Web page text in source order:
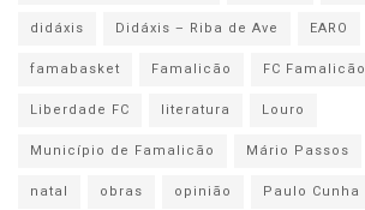
didáxis
Didáxis – Riba de Ave EARO
famabasket
Famalicão FC Famalicão
Liberdade FC
literatura
Louro
Município de Famalicão
Mário Passos
natal
obras opinião Paulo Cunha